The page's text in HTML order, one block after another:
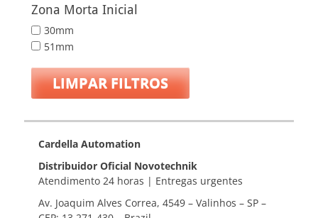
Zona Morta Inicial
30mm
51mm
LIMPAR FILTROS
Cardella Automation
Distribuidor Oficial Novotechnik
Atendimento 24 horas | Entregas urgentes
Av. Joaquim Alves Correa, 4549 – Valinhos – SP –